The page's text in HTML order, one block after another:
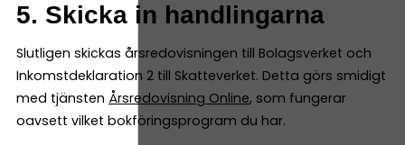
5. Skicka in handlingarna
Slutligen skickas årsredovisningen till Bolagsverket och
Inkomstdeklaration 2 till Skatteverket. Detta görs smidigt
med tjänsten Årsredovisning Online, som fungerar
oavsett vilket bokföringsprogram du har.